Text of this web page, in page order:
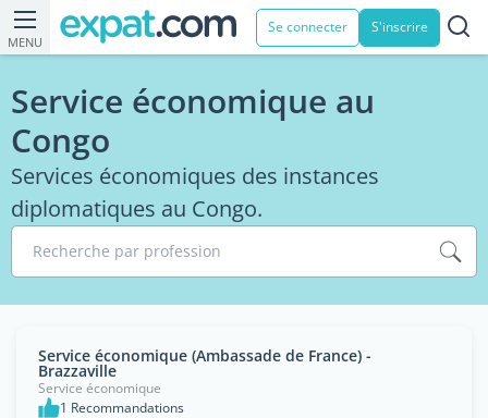
MENU
Se connecter S'inscrire
Service économique au
Congo
Services économiques des instances
diplomatiques au Congo.
Recherche par profession
Service économique (Ambassade de France) -
Brazzaville
Service économique
1 Recommandations